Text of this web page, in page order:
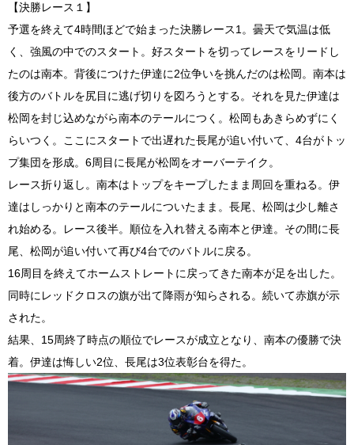
【決勝レース１】
予選を終えて4時間ほどで始まった決勝レース1。曇天で気温は低
く、強風の中でのスタート。好スタートを切ってレースをリードし
たのは南本。背後につけた伊達に2位争いを挑んだのは松岡。南本は
後方のバトルを尻目に逃げ切りを図ろうとする。それを見た伊達は
松岡を封じ込めながら南本のテールにつく。松岡もあきらめずにく
らいつく。ここにスタートで出遅れた長尾が追い付いて、4台がトッ
プ集団を形成。6周目に長尾が松岡をオーバーテイク。
レース折り返し。南本はトップをキープしたまま周回を重ねる。伊
達はしっかりと南本のテールについたまま。長尾、松岡は少し離さ
れ始める。レース後半。順位を入れ替える南本と伊達。その間に長
尾、松岡が追い付いて再び4台でのバトルに戻る。
16周目を終えてホームストレートに戻ってきた南本が足を出した。
同時にレッドクロスの旗が出て降雨が知らされる。続いて赤旗が示
された。
結果、15周終了時点の順位でレースが成立となり、南本の優勝で決
着。伊達は悔しい2位、長尾は3位表彰台を得た。